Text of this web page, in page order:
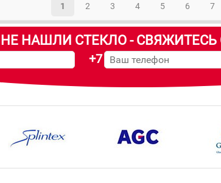
1 2 3 4 5 6 7
НЕ НАШЛИ СТЕКЛО -
+7